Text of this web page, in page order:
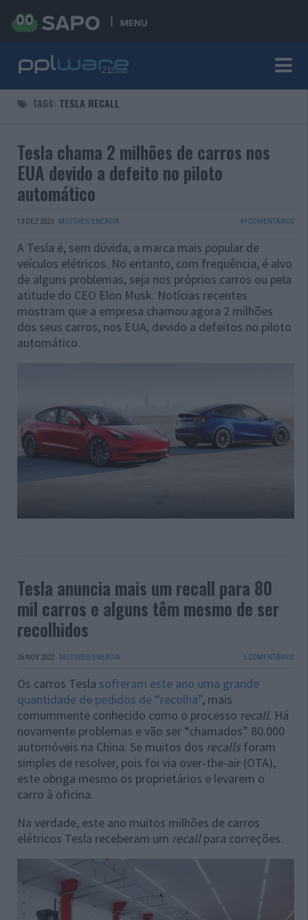
MENU
TAGS: TESLA RECALL
Tesla chama 2 milhões de carros nos
EUA devido a defeito no piloto
automático
13 DEZ 2023 · MOTORES/ENERGIA 49 COMENTÁRIOS
A Tesla é, sem dúvida, a marca mais popular de
veículos elétricos. No entanto, com frequência, é alvo
de alguns problemas, seja nos próprios carros ou pela
atitude do CEO Elon Musk. Notícias recentes
mostram que a empresa chamou agora 2 milhões
dos seus carros, nos EUA, devido a defeitos no piloto
automático.
Tesla anuncia mais um recall para 80
mil carros e alguns têm mesmo de ser
recolhidos
26 NOV 2022 · MOTORES/ENERGIA 5 COMENTÁRIOS
Os carros Tesla sofreram este ano uma grande
quantidade de pedidos de “recolha”, mais
comummente conhecido como o processo recall. Há
novamente problemas e vão ser “chamados” 80.000
automóveis na China. Se muitos dos recalls foram
simples de resolver, pois foi via over-the-air (OTA),
este obriga mesmo os proprietários e levarem o
carro à oficina.
Na verdade, este ano muitos milhões de carros
elétricos Tesla receberam um recallpara correções.